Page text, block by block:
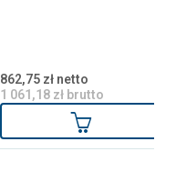
862,75 zł netto
1 061,18 zł brutto
Dodaj do